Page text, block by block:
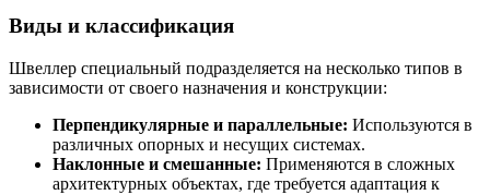
cвинец,
цинк,
стальные
Виды и классификация
Швеллер специальный подразделяется на несколько типов в
зависимости от своего назначения и конструкции:
Перпендикулярные и параллельные: Используются в
различных опорных и несущих системах.
Наклонные и смешанные: Применяются в сложных
архитектурных объектах, где требуется адаптация к